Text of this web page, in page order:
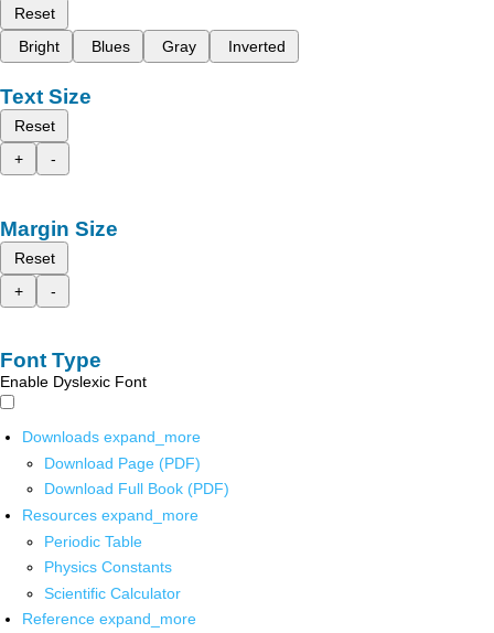
Reset
Bright
Blues Gray Inverted
Text Size
Reset
+
-
Margin Size
Reset
+
-
Font Type
Enable Dyslexic Font
Downloads expand_more
Download Page (PDF)
Download Full Book (PDF)
Resources expand_more
Periodic Table
Physics Constants
Scientific Calculator
Reference expand_more